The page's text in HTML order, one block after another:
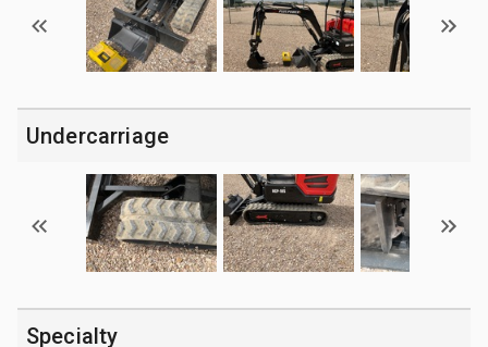
Undercarriage
Specialty